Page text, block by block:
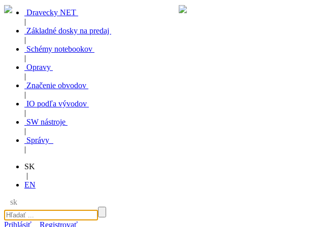
Dravecky NET
|
Základné dosky na predaj
|
Schémy notebookov
|
Opravy
|
Značenie obvodov
|
IO podľa vývodov
|
SW nástroje
|
Správy
|
SK
|
EN
sk
Prihlásiť Registrovať